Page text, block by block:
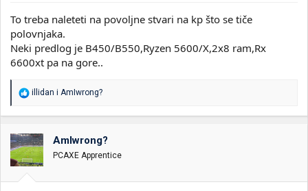
To treba naleteti na povoljne stvari na kp što se tiče
polovnjaka.
Neki predlog je B450/B550,Ryzen 5600/X,2x8 ram,Rx
6600xt pa na gore..
R
a
o
v
a
n
illidan i AmIwrong?
AmIwrong?
PCAXE Apprentice